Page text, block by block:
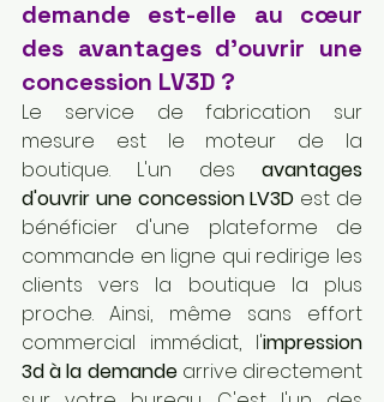
demande est-elle au cœur
des avantages d'ouvrir une
concession LV3D ?
Le service de fabrication sur
mesure est le moteur de la
boutique. L'un des avantages
d'ouvrir une concession LV3D est de
bénéficier d'une plateforme de
commande en ligne qui redirige les
clients vers la boutique la plus
proche. Ainsi, même sans effort
commercial immédiat, l'impression
3d à la demande arrive directement